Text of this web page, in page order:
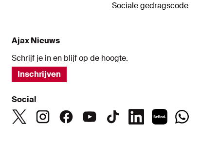
Sociale gedragscode
Ajax Nieuws
Schrijf je in en blijf op de hoogte.
Inschrijven
Social